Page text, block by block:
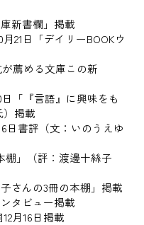
新書欄」掲載
日「デイリーBOOKウ
薦める文庫この新
「『言語』に興味をも
）掲載
書評（文：いのうえゆ
」（評：渡邊十絲子
さんの3冊の本棚」掲載
タビュー掲載
月16日掲載